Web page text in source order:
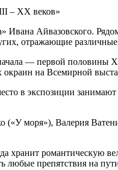
– XX веков»
Айвазовского.
отражающие различные
— первой половины
на Всемирной
в экспозиции
моря»), Валерия
романтическую
любые препятствия на